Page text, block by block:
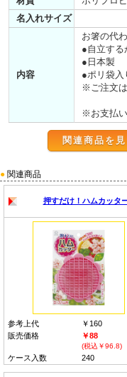
名入れサイズ
内容
お箸の代
●自立する
●日本製
●ポリ袋入
※ご注文は
※お支払い
関連商品を見
● 関連商品
押すだけ！ハムカッタ
参考上代
￥160
販売価格
￥88
(税込￥96.8)
ケース入数 240